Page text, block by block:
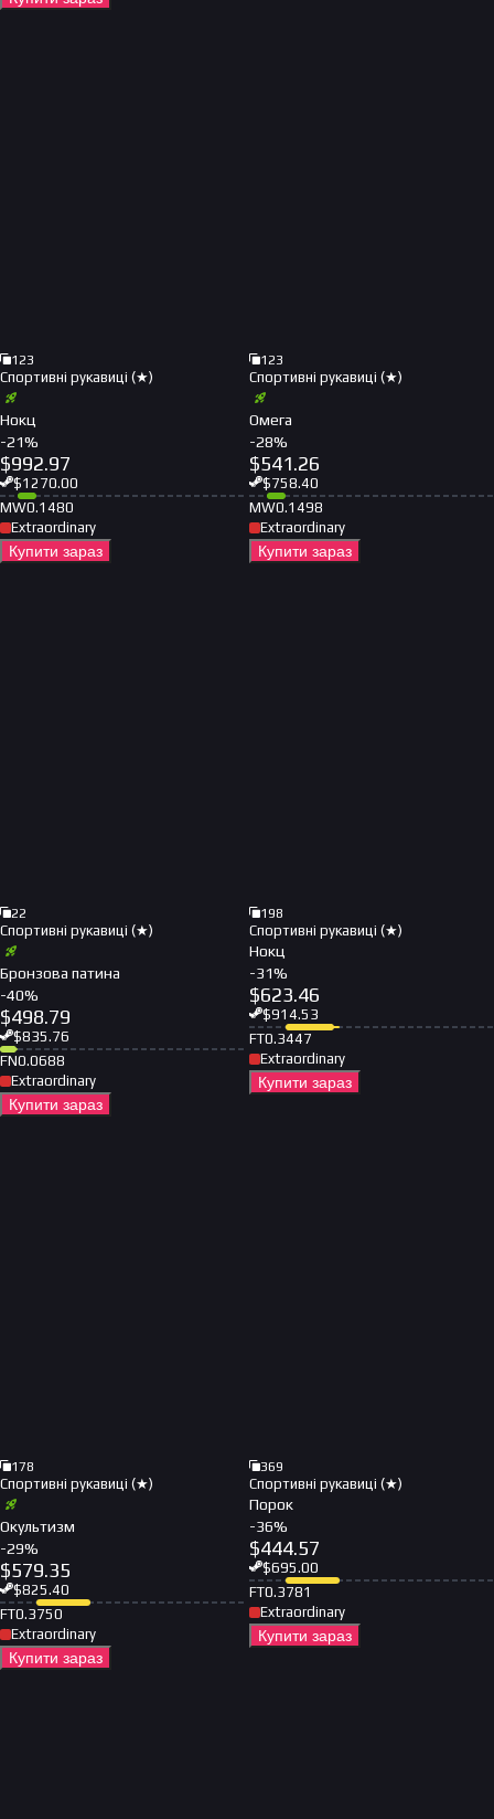
123
Спортивні рукавиці (★)
Нокц
-21%
$992.97
$1270.00
MW0.1480
Extraordinary
Купити зараз
123
Спортивні рукавиці (★)
Омега
-28%
$541.26
$758.40
MW0.1498
Extraordinary
Купити зараз
22
Спортивні рукавиці (★)
Бронзова патина
-40%
$498.79
$835.76
FN0.0688
Extraordinary
Купити зараз
198
Спортивні рукавиці (★)
Нокц
-31%
$623.46
$914.53
FT0.3447
Extraordinary
Купити зараз
178
Спортивні рукавиці (★)
Окультизм
-29%
$579.35
$825.40
FT0.3750
Extraordinary
Купити зараз
369
Спортивні рукавиці (★)
Порок
-36%
$444.57
$695.00
FT0.3781
Extraordinary
Купити зараз